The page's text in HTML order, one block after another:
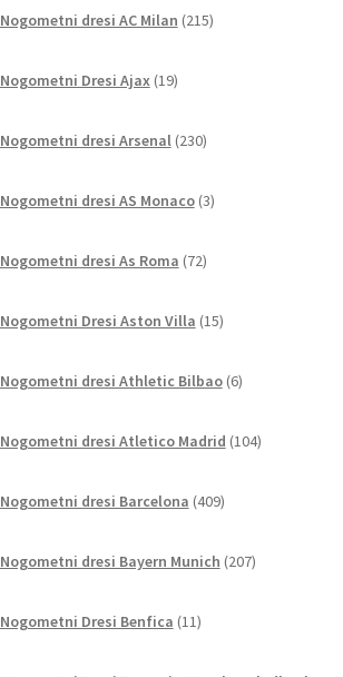
Nogometni dresi AC Milan 215izdelkov
Nogometni Dresi Ajax 19izdelkov
Nogometni dresi Arsenal 230izdelkov
Nogometni dresi AS Monaco 3izdelki
Nogometni dresi As Roma 72izdelkov
Nogometni Dresi Aston Villa 15izdelkov
Nogometni dresi Athletic Bilbao 6izdelkov
Nogometni dresi Atletico Madrid 104izdelki
Nogometni dresi Barcelona 409izdelkov
Nogometni dresi Bayern Munich 207izdelkov
Nogometni Dresi Benfica 11izdelkov